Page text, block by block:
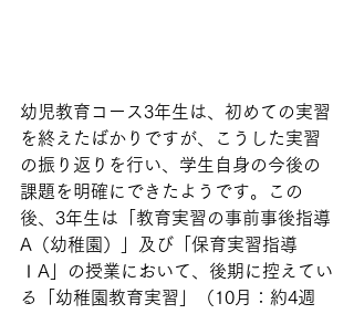
幼児教育コース3年生は、初めての実習
を終えたばかりですが、こうした実習
の振り返りを行い、学生自身の今後の
課題を明確にできたようです。この
後、3年生は「教育実習の事前事後指導
A（幼稚園）」及び「保育実習指導
ⅠA」の授業において、後期に控えてい
る「幼稚園教育実習」（10月：約4週